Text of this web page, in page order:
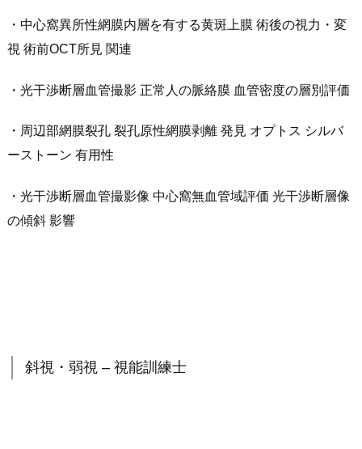
・中心窩異所性網膜内層を有する黄斑上膜 術後の視力・変
視 術前OCT所見 関連
・光干渉断層血管撮影 正常人の脈絡膜 血管密度の層別評価
・周辺部網膜裂孔 裂孔原性網膜剥離 発見 オプトス シルバ
ーストーン 有用性
・光干渉断層血管撮影像 中心窩無血管域評価 光干渉断層像
の傾斜 影響
斜視・弱視 – 視能訓練士